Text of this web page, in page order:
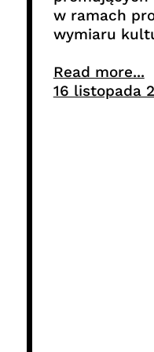
w ramach
wymiaru
Read more...
16 listopada